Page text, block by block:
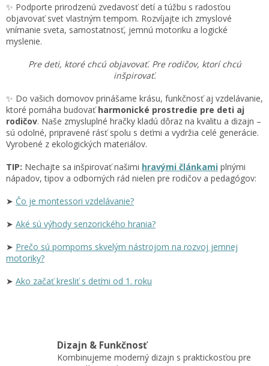
✨ Podporte prirodzenú zvedavosť detí a túžbu s radosťou
objavovať svet vlastným tempom. Rozvíjajte ich zmyslové
vnímanie sveta, samostatnosť, jemnú motoriku a logické
myslenie.
Pre deti, ktoré chcú objavovať. Pre rodičov, ktorí chcú
inšpirovať.
✨ Do vašich domovov prinášame krásu, funkčnosť aj vzdelávanie,
ktoré pomáha budovaťharmonické prostredie pre deti aj
rodičov. Naše zmysluplné hračky kladú dôraz na kvalitu a dizajn –
sú odolné, pripravené rásť spolu s deťmi a vydržia celé generácie.
Vyrobené z ekologických materiálov.
TIP: Nechajte sa inšpirovať našimi hravými článkami plnými
nápadov, tipov a odborných rád nielen pre rodičov a pedagógov:
➤ Čo je montessori vzdelávanie?
➤ Aké sú výhody senzorického hrania?
➤ Prečo sú pompoms skvelým nástrojom na rozvoj jemnej
motoriky?
➤ Ako začať kresliť s deťmi od 1. roku
Dizajn & Funkčnosť
Kombinujeme moderný dizajn s praktickosťou pre